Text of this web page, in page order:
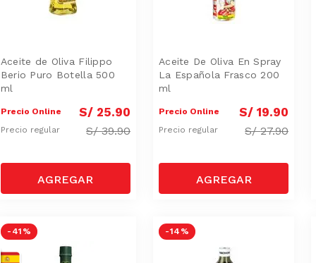
Aceite de Oliva Filippo
Berio Puro Botella 500
ml
Precio Online S/ 25.90
Precio regular S/39.90
Aceite De Oliva En Spray
La Española Frasco 200
ml
Precio Online S/ 19.90
Precio regular S/27.90
- 41 % -14 %